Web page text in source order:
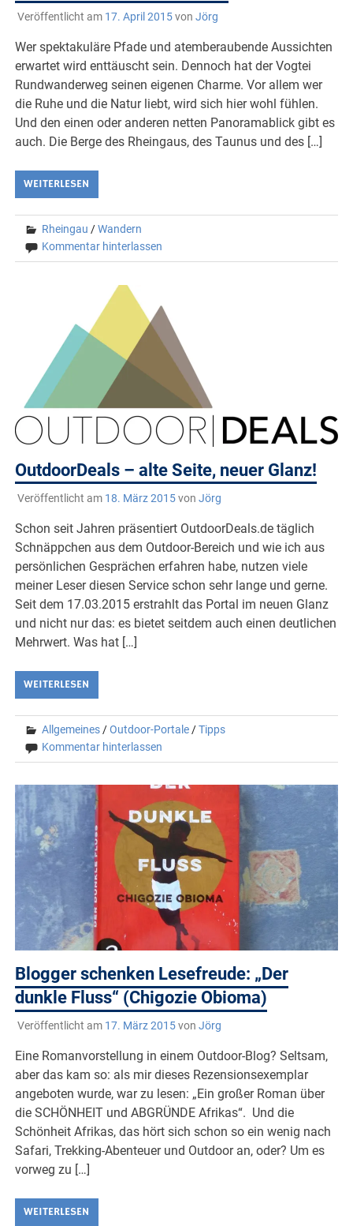
Veröffentlicht am 17. April 2015von Jörg
Wer spektakuläre Pfade und atemberaubende Aussichten
erwartet wird enttäuscht sein. Dennoch hat der Vogtei
Rundwanderweg seinen eigenen Charme. Vor allem wer
die Ruhe und die Natur liebt, wird sich hier wohl fühlen.
Und den einen oder anderen netten Panoramablick gibt es
auch. Die Berge des Rheingaus, des Taunus und des […]
WEITERLESEN
Rheingau /Wandern
Kommentar hinterlassen
OutdoorDeals – alte Seite, neuer Glanz!
Veröffentlicht am 18. März 2015von Jörg
Schon seit Jahren präsentiert OutdoorDeals.de täglich
Schnäppchen aus dem Outdoor-Bereich und wie ich aus
persönlichen Gesprächen erfahren habe, nutzen viele
meiner Leser diesen Service schon sehr lange und gerne.
Seit dem 17.03.2015 erstrahlt das Portal im neuen Glanz
und nicht nur das: es bietet seitdem auch einen deutlichen
Mehrwert. Was hat […]
WEITERLESEN
Allgemeines /Outdoor-Portale /Tipps
Kommentar hinterlassen
Blogger schenken Lesefreude: „Der
dunkle Fluss“ (Chigozie Obioma)
Veröffentlicht am 17. März 2015von Jörg
Eine Romanvorstellung in einem Outdoor-Blog? Seltsam,
aber das kam so: als mir dieses Rezensionsexemplar
angeboten wurde, war zu lesen: „Ein großer Roman über
die SCHÖNHEIT und ABGRÜNDE Afrikas“. Und die
Schönheit Afrikas, das hört sich schon so ein wenig nach
Safari, Trekking-Abenteuer und Outdoor an, oder? Um es
vorweg zu […]
WEITERLESEN